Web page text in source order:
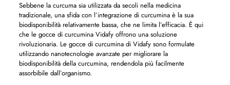
Sebbene la curcuma sia utilizzata da secoli nella medicina
tradizionale, una sfida con l’integrazione di curcumina è la sua
biodisponibilità relativamente bassa, che ne limita l’efficacia. È qui
che le gocce di curcumina Vidafy offrono una soluzione
rivoluzionaria. Le gocce di curcumina di Vidafy sono formulate
utilizzando nanotecnologie avanzate per migliorare la
biodisponibilità della curcumina, rendendola più facilmente
assorbibile dall’organismo.